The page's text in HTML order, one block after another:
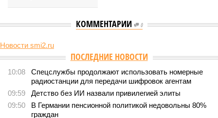
КОММЕНТАРИИ 0
Новости smi2.ru
В нескольких станциях от уже сданного
«Сказочного леса» пайщики ЖК «Станция Л» продолжают ждать от
компании Capital Group начала реальной достройки
В нескольких станциях от уже сданного «Сказочного
«Станция ожидания» для дольщиков